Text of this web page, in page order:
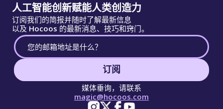
人工智能创新赋能人类创造力
订阅我们的简报并随时了解最新信息
以及 Hocoos 的最新消息、技巧和窍门。
订阅
媒体垂询，请联系
magic@hocoos.com